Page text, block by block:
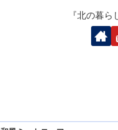
『北の暮